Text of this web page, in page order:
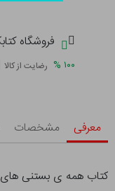
فروشگاه
۱۰۰ % رضایت از کالا
معرفی مشخصات
کتاب همه ی بستنی های